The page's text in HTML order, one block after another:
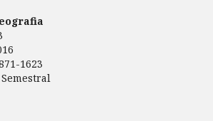
1623
Semestral